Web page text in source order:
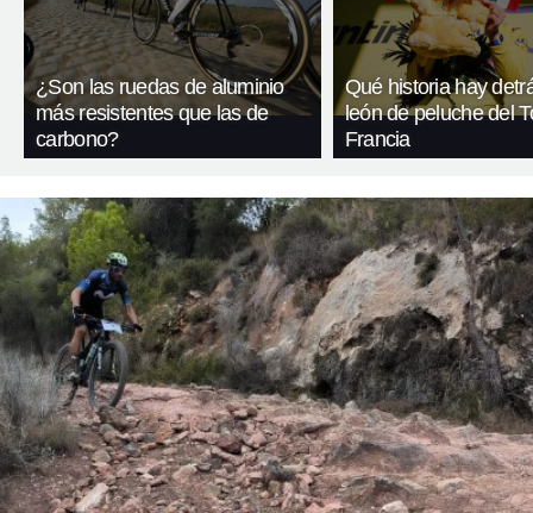
¿Son las ruedas de aluminio
más resistentes que las de
carbono?
Qué historia hay
león de peluche del
Francia